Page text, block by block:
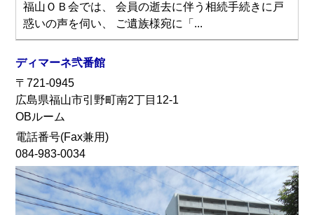
福山ＯＢ会では、 会員の逝去に伴う相続手続きに戸
惑いの声を伺い、 ご遺族様宛に「...
ディマーネ弐番館
〒721-0945
広島県福山市引野町南2丁目12-1
OBルーム
電話番号(Fax兼用)
084-983-0034